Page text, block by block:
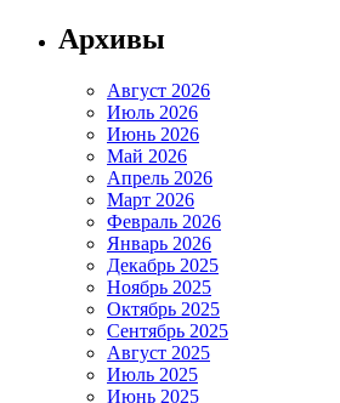
Архивы
Август 2026
Июль 2026
Июнь 2026
Май 2026
Апрель 2026
Март 2026
Февраль 2026
Январь 2026
Декабрь 2025
Ноябрь 2025
Октябрь 2025
Сентябрь 2025
Август 2025
Июль 2025
Июнь 2025